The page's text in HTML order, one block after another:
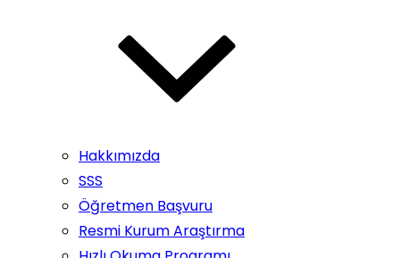
Hakkımızda
SSS
Öğretmen Başvuru
Resmi Kurum Araştırma